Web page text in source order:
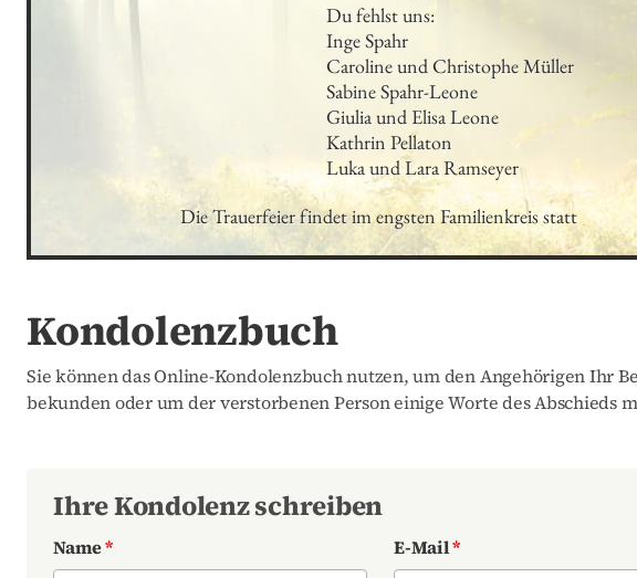
Du fehlst uns:
Inge Spahr
Caroline und Christophe Müller
Sabine Spahr-Leone
Giulia und Elisa Leone
Kathrin Pellaton
Luka und Lara Ramseyer
Die Trauerfeier findet im engsten Familienkreis statt
Kondolenzbuch
Sie können das Online-Kondolenzbuch nutzen, um den Angehörigen Ihr
bekunden oder um der verstorbenen Person einige Worte des Abschieds
Ihre Kondolenz schreiben
Name* E-Mail*